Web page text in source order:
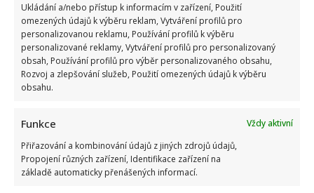
Ukládání a/nebo přístup k informacím v zařízení, Použití
omezených údajů k výběru reklam, Vytváření profilů pro
personalizovanou reklamu, Používání profilů k výběru
personalizované reklamy, Vytváření profilů pro personalizovaný
obsah, Používání profilů pro výběr personalizovaného obsahu,
Rozvoj a zlepšování služeb, Použití omezených údajů k výběru
obsahu.
Funkce
Vždy aktivní
Přiřazování a kombinování údajů z jiných zdrojů údajů,
Propojení různých zařízení, Identifikace zařízení na
základě automaticky přenášených informací.
Bolestivý moment Ivy Pazderkové na dovolené: Její video
rozesmálo i vzbudilo velký obdiv